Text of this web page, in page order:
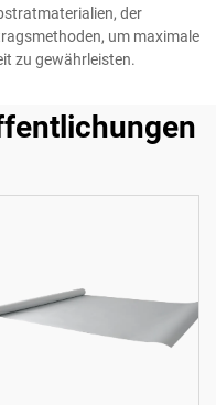
der
um maximale
zu gewährleisten.